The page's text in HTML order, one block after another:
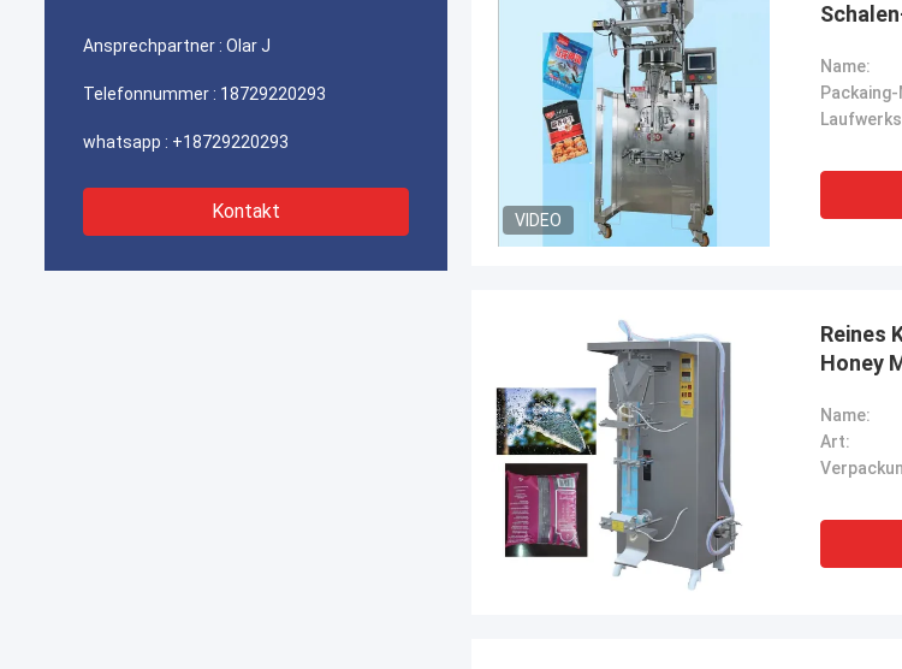
Ansprechpartner : Olar J
Telefonnummer : 18729220293
whatsapp : +18729220293
Kontakt VIDEO
Name:
Reines
Honey
Name:
Art: